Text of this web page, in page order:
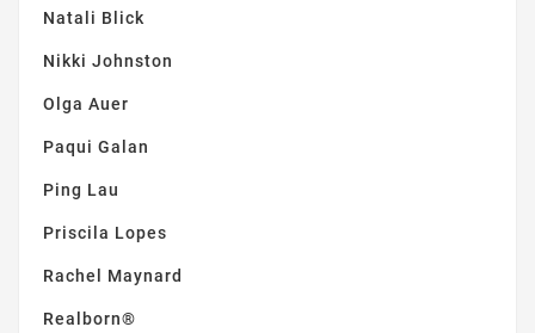
Natali Blick
Nikki Johnston
Olga Auer
Paqui Galan
Ping Lau
Priscila Lopes
Rachel Maynard
Realborn®